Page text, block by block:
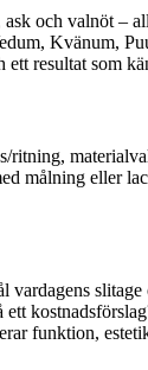
och valnöt –
Kvänum,
resultat som
målning eller
slitage
funktion,